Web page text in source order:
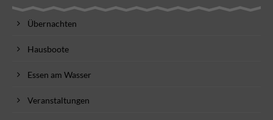
Übernachten
Hausboote
Essen am Wasser
Veranstaltungen